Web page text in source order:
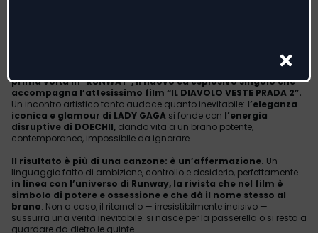
insieme per la
prima volta in“RUNWAY”, il nuovo ed esplosivo singolo che
accompagna l’attesissimo film “IL DIAVOLO VESTE PRADA 2”.
Un incontro artistico tanto audace quanto inevitabile: l’eleganza
iconica e glamour di LADY GAGA si fonde con l’energia
disruptive di DOECHII, dando vita a un brano potente,
contemporaneo, impossibile da ignorare.
Il risultato è più di una canzone: è un’affermazione. Un
linguaggio fatto di ambizione, controllo e desiderio, perfettamente
in linea con l’universo di Runway, la rivista che nel film è
simbolo di potere e ossessione e che dà il nome stesso al
brano. Non a caso, il ritornello — irresistibilmente incisivo —
sussurra una verità inevitabile: si nasce per la passerella o si resta a
guardare da dietro le quinte.